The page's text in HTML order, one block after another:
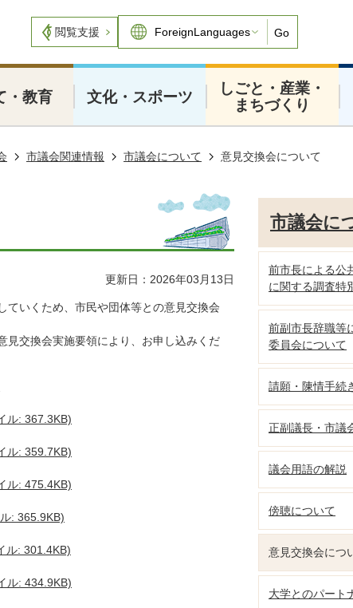
閲覧支援 Go
・教育 文化・スポーツ
しごと・産業・
まちづくり
市議会関連情報 市議会について 意見交換会について
更新日：2026年03月13日
ていくため、市民や団体等との意見交換会
見交換会実施要領により、お申し込みくだ
ル: 367.3KB)
ル: 359.7KB)
ル: 475.4KB)
: 365.9KB)
ル: 301.4KB)
ル: 434.9KB)
市議会に
前市長による公
に関する調査特
前副市長辞職等
委員会について
請願・陳情手続
正副議長・市議
議会用語の解説
傍聴について
意見交換会につ
大学とのパート